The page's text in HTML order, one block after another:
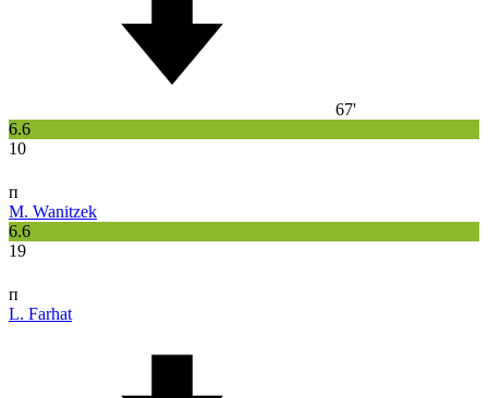
67'
6.6
10
п
M. Wanitzek
6.6
19
п
L. Farhat